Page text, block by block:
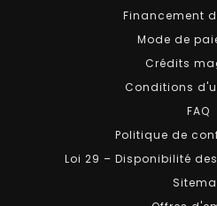
Financement
Mode de
Crédits
Conditions
FAQ
Politique de
Loi 29 – Disponibilité